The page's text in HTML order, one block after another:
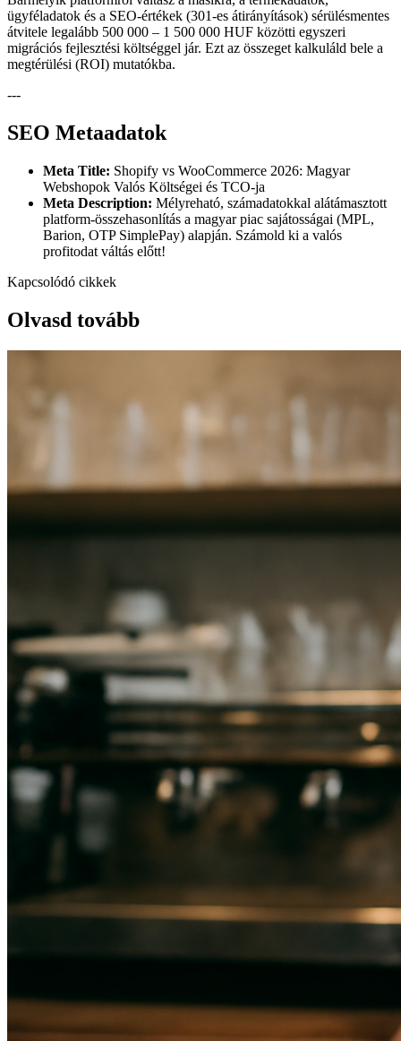
ügyféladatok és a SEO-értékek (301-es átirányítások) sérülésmentes
átvitele legalább 500 000 – 1 500 000 HUF közötti egyszeri
migrációs fejlesztési költséggel jár. Ezt az összeget kalkuláld bele a
megtérülési (ROI) mutatókba.
---
SEO Metaadatok
Meta Title: Shopify vs WooCommerce 2026: Magyar
Webshopok Valós Költségei és TCO-ja
Meta Description: Mélyreható, számadatokkal alátámasztott
platform-összehasonlítás a magyar piac sajátosságai (MPL,
Barion, OTP SimplePay) alapján. Számold ki a valós
profitodat váltás előtt!
Kapcsolódó cikkek
Olvasd tovább